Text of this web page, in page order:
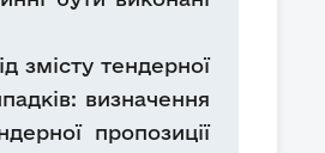
змісту тендерної
визначення
пропозиції